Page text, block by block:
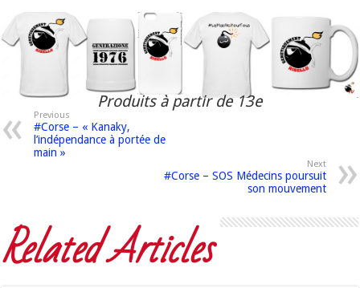
Produits à partir de 13e
Previous
#Corse – « Kanaky,
l’indépendance à portée de
main »
Next
#Corse – SOS Médecins poursuit
son mouvement
Related Articles